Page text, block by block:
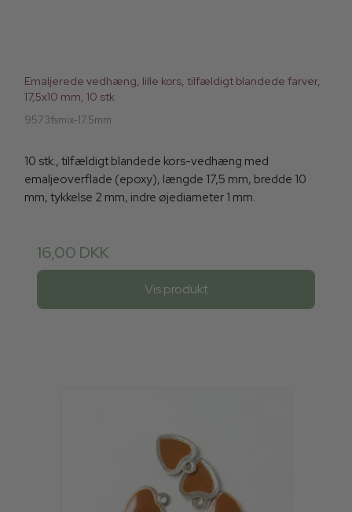
Emaljerede vedhæng, lille kors, tilfældigt blandede farver,
17,5x10 mm, 10 stk
9573fsmix-17.5mm
10 stk., tilfældigt blandede kors-vedhæng med
emaljeoverflade (epoxy), længde 17,5 mm, bredde 10
mm, tykkelse 2 mm, indre øjediameter 1 mm.
16,00 DKK
Vis produkt